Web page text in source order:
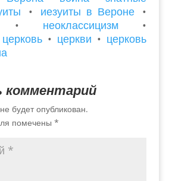
• иезуиты в Вероне •
• неоклассицизм
•
• церкви • церковь
будет опубликован.
помечены *